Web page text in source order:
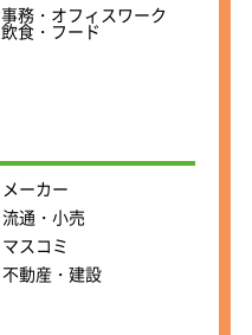
事務・オフィスワーク
飲食・フード
メーカー
流通・小売
マスコミ
不動産・建設